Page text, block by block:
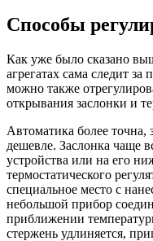
Способы
Как уже было сказано
агрегатах сама следит
можно также
открывания заслонки и
Автоматика более точна,
дешевле. Заслонка чаще
устройства или на его
термостатического
специальное место с
небольшой прибор
приближении
стержень удлиняется,